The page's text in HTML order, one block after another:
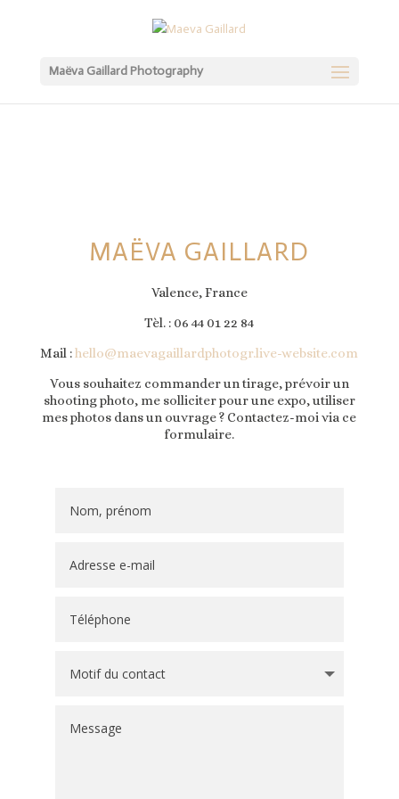
Maëva Gaillard Photography
MAËVA GAILLARD
Valence, France
Tèl. : 06 44 01 22 84
Mail :hello@maevagaillardphotogr.live-website.com
Vous souhaitez commander un tirage, prévoir un
shooting photo, me solliciter pour une expo, utiliser
mes photos dans un ouvrage ? Contactez-moi via ce
formulaire.